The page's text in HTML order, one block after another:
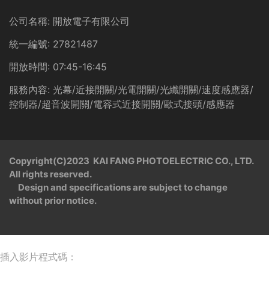
公司名稱: 開放電子有限公司
統一編號: 27821487
開放時間: 07:45-16:45
服務內容: 光幕/近接開關/光電開關/光纖開關/速度感應器/
控制器/超音波開關/電容式近接開關/歐式接頭/感應器
Copyright(C)2023 KAI FANG PHOTOELECTRIC CO., LTD.
All rights reserved.
Design and specifications are subject to change
without prior notice.
插入影片程式碼：